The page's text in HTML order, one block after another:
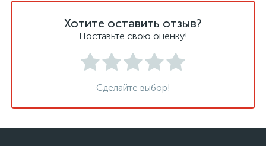
Хотите оставить отзыв?
Поставьте свою оценку!
Сделайте выбор!